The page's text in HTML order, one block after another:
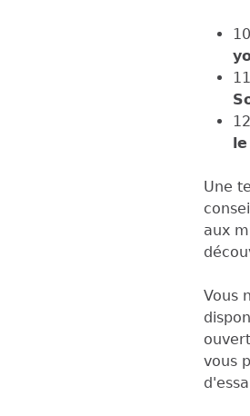
Une
aux
Vous
vous